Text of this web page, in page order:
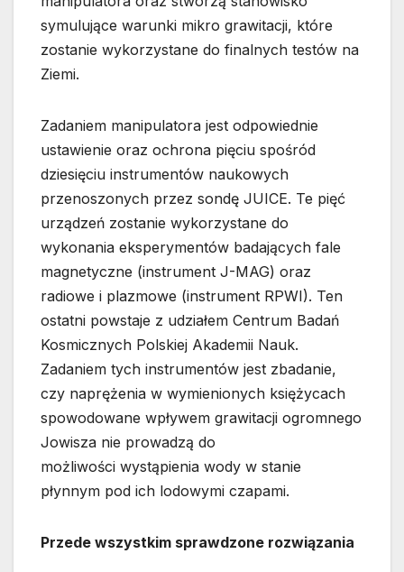
symulujące warunki mikro grawitacji, które
zostanie wykorzystane do finalnych testów na
Ziemi.
Zadaniem manipulatora jest odpowiednie
ustawienie oraz ochrona pięciu spośród
dziesięciu instrumentów naukowych
przenoszonych przez sondę JUICE. Te pięć
urządzeń zostanie wykorzystane do
wykonania eksperymentów badających fale
magnetyczne (instrument J-MAG) oraz
radiowe i plazmowe (instrument RPWI). Ten
ostatni powstaje z udziałem Centrum Badań
Kosmicznych Polskiej Akademii Nauk.
Zadaniem tych instrumentów jest zbadanie,
czy naprężenia w wymienionych księżycach
spowodowane wpływem grawitacji ogromnego
Jowisza nie prowadzą do
możliwości wystąpienia wody w stanie
płynnym pod ich lodowymi czapami.
Przede wszystkim sprawdzone rozwiązania